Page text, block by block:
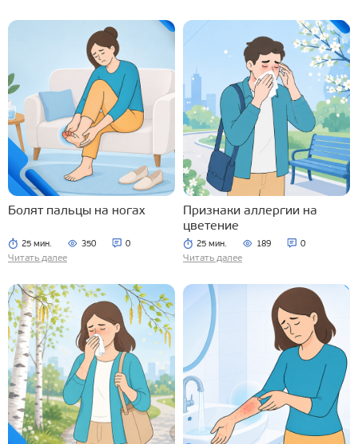
Болят пальцы на ногах
25 мин. 350 0
Читать далее
Признаки аллергии на
цветение
25 мин. 189 0
Читать далее